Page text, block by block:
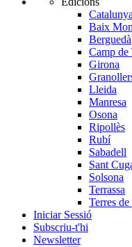
Catalunya
Baix
Berguedà
Camp de
Girona
Lleida
Manresa
Osona
Ripollès
Rubí
Sabadell
Sant
Solsona
Terrassa
Terres
Iniciar Sessió
Subscriu-t'hi
Newsletter